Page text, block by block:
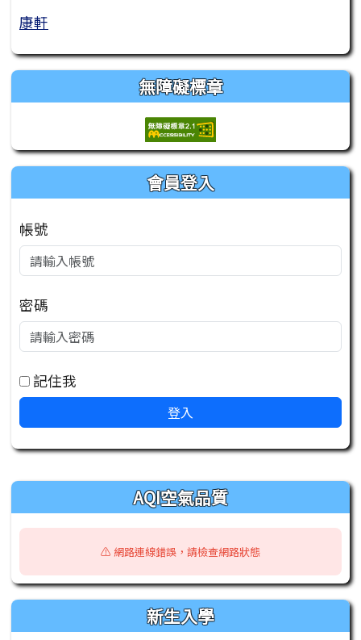
康軒
無障礙標章
會員登入
帳號
密碼
記住我
登入
右邊區域內容 AQI空氣品質
⚠️ 網路連線錯誤，請檢查網路狀態
新生入學